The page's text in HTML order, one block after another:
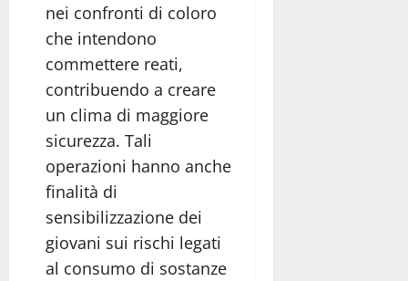
nei confronti di coloro
che intendono
commettere reati,
contribuendo a creare
un clima di maggiore
sicurezza. Tali
operazioni hanno anche
finalità di
sensibilizzazione dei
giovani sui rischi legati
al consumo di sostanze